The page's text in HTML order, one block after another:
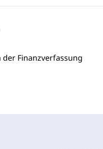
Finanzverfassung